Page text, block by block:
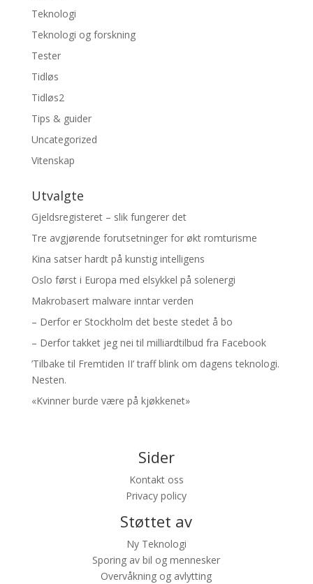
Teknologi
Teknologi og forskning
Tester
Tidløs
Tidløs2
Tips & guider
Uncategorized
Vitenskap
Utvalgte
Gjeldsregisteret – slik fungerer det
Tre avgjørende forutsetninger for økt romturisme
Kina satser hardt på kunstig intelligens
Oslo først i Europa med elsykkel på solenergi
Makrobasert malware inntar verden
– Derfor er Stockholm det beste stedet å bo
– Derfor takket jeg nei til milliardtilbud fra Facebook
’Tilbake til Fremtiden II’ traff blink om dagens teknologi.
Nesten.
«Kvinner burde være på kjøkkenet»
Sider
Kontakt oss
Privacy policy
Støttet av
Ny Teknologi
Sporing av bil og mennesker
Overvåkning og avlytting